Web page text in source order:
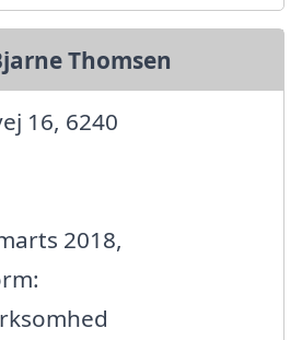
Thomsen
16, 6240
2018,